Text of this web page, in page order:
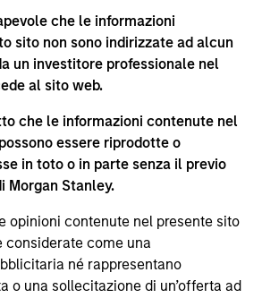
che le informazioni
sito non sono indirizzate ad alcun
un investitore professionale nel
al sito web.
che le informazioni contenute nel
essere riprodotte o
in toto o in parte senza il previo
Morgan Stanley.
opinioni contenute nel presente sito
considerate come una
né rappresentano
o una sollecitazione di un’offerta ad
Income Solutions at
Rocafort on
InvestmentNews, Jonathan
Fixed Income Solutions at
of tax-optimized bond
with traditional fixed-income